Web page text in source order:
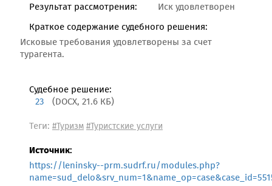
Результат рассмотрения:
Иск удовлетворен
Краткое содержание судебного решения:
Исковые требования удовлетворены за счет
турагента.
Судебное решение:
23 (DOCX, 21.6 КБ)
Теги: #Туризм#Туристские услуги
Источник:
https://leninsky--prm.sudrf.ru/modules.php?